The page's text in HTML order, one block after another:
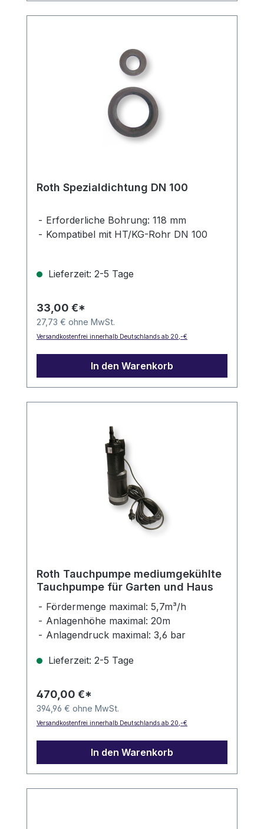
Roth Spezialdichtung DN 100
Erforderliche Bohrung: 118 mm
Kompatibel mit HT/KG-Rohr DN 100
Lieferzeit: 2-5 Tage
33,00 €*
27,73 € ohne MwSt.
Versandkostenfrei innerhalb Deutschlands ab 20,-€
In den Warenkorb
Roth Tauchpumpe mediumgekühlte
Tauchpumpe für Garten und Haus
Fördermenge maximal: 5,7m³/h
Anlagenhöhe maximal: 20m
Anlagendruck maximal: 3,6 bar
Lieferzeit: 2-5 Tage
470,00 €*
394,96 € ohne MwSt.
Versandkostenfrei innerhalb Deutschlands ab 20,-€
In den Warenkorb